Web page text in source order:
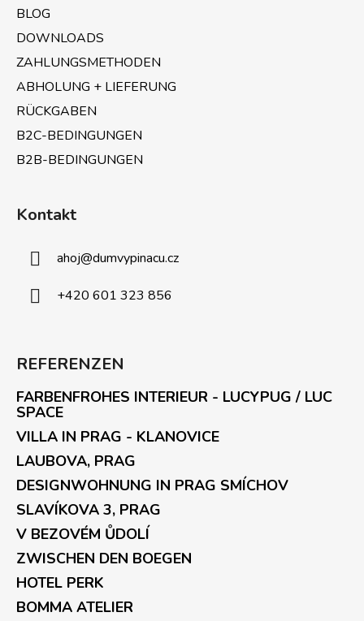
BLOG
DOWNLOADS
ZAHLUNGSMETHODEN
ABHOLUNG + LIEFERUNG
RÜCKGABEN
B2C-BEDINGUNGEN
B2B-BEDINGUNGEN
Kontakt
ahoj@dumvypinacu.cz
+420 601 323 856
REFERENZEN
FARBENFROHES INTERIEUR - LUCYPUG / LUC
SPACE
VILLA IN PRAG - KLANOVICE
LAUBOVA, PRAG
DESIGNWOHNUNG IN PRAG SMÍCHOV
SLAVÍKOVA 3, PRAG
V BEZOVÉM ŮDOLÍ
ZWISCHEN DEN BOEGEN
HOTEL PERK
BOMMA ATELIER